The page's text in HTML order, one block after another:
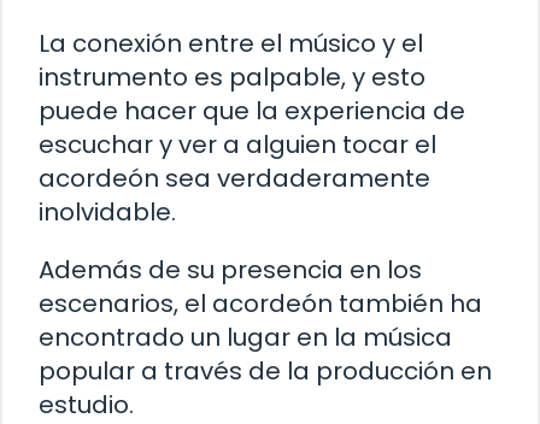
La conexión entre el músico y el
instrumento es palpable, y esto
puede hacer que la experiencia de
escuchar y ver a alguien tocar el
acordeón sea verdaderamente
inolvidable.
Además de su presencia en los
escenarios, el acordeón también ha
encontrado un lugar en la música
popular a través de la producción en
estudio.